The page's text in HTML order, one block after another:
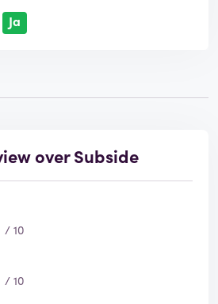
Ja
over Subside
/ 10
/ 10